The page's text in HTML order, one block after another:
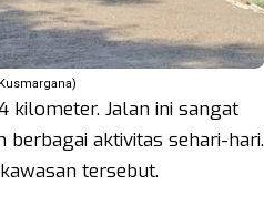
kilometer. Jalan ini sangat
aktivitas sehari-hari.
tersebut.